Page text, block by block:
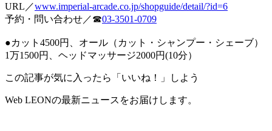
URL／www.imperial-arcade.co.jp/shopguide/detail/?id=6
予約・問い合わせ／☎03-3501-0709
●カット4500円、オール（カット・シャンプー・シェーブ）
1万1500円、ヘッドマッサージ2000円(10分）
この記事が気に入ったら「いいね！」しよう
Web LEONの最新ニュースをお届けします。